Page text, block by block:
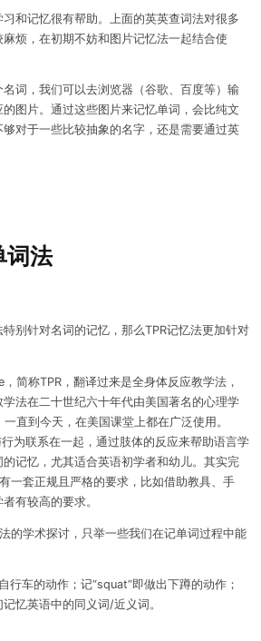
习和记忆很有帮助。上面的英英查词法对很多
烦，在初期不妨和图片记忆法一起结合使
词，我们可以去浏览器（谷歌、百度等）输
图片。通过这些图片来记忆单词，会比纯文
对于一些比较抽象的名字，还是需要通过英
词法
别针对名词的记忆，那么TPR记忆法更加针对
简称TPR，翻译过来是全身体反应教学法，
法在二十世纪六十年代由美国著名的心理学
直到今天，在美国课堂上都在广泛使用。
为联系在一起，通过肢体的反应来帮助语言学
记忆，尤其适合英语初学者和幼儿。其实完
一套正规且严格的要求，比如借助教具、手
有较高的要求。
的学术探讨，只举一些我们在记单词过程中能
行车的动作；记“squat”即做出下蹲的动作；
忆英语中的同义词/近义词。